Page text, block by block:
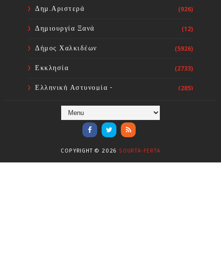
Δημ.Αριστερά (926)
Δημιουργία Ξανά (12)
Δήμος Χαλκιδέων (5926)
Εκκλησία (2733)
Ελληνική Αστυνομία -
(285)
Ενόργανη Γυμναστική
COPYRIGHT © 2026 SOURTA-FERTA